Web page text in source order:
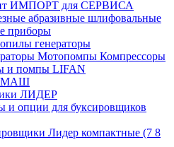
ИМПОРТ для СЕРВИСА
абразивные шлифовальные
приборы
генераторы
Мотопомпы Компрессоры
и помпы LIFAN
ЛИДЕР
и опции для буксировщиков
Лидер компактные (7 8